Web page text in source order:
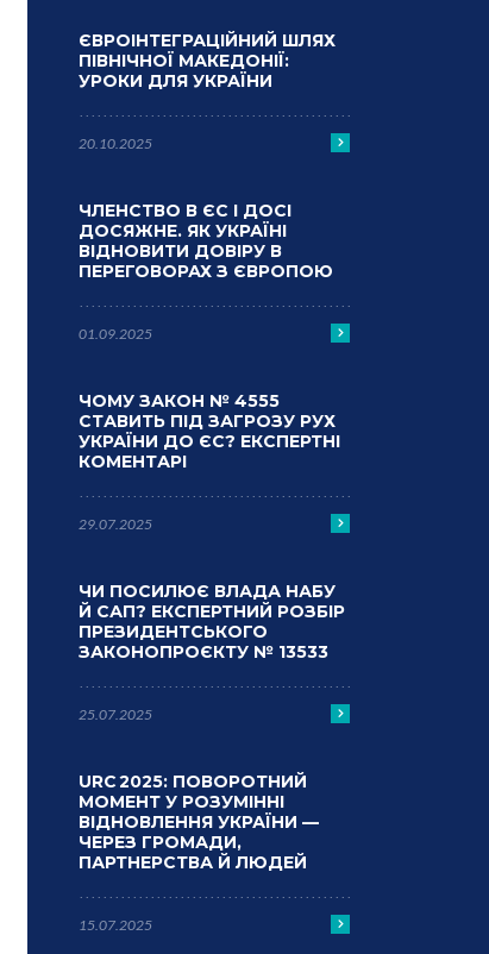
ЄВРОІНТЕГРАЦІЙНИЙ ШЛЯХ
ПІВНІЧНОЇ МАКЕДОНІЇ:
УРОКИ ДЛЯ УКРАЇНИ
20.10.2025
ЧЛЕНСТВО В ЄС І ДОСІ
ДОСЯЖНЕ. ЯК УКРАЇНІ
ВІДНОВИТИ ДОВІРУ В
ПЕРЕГОВОРАХ З ЄВРОПОЮ
01.09.2025
ЧОМУ ЗАКОН № 4555
СТАВИТЬ ПІД ЗАГРОЗУ РУХ
УКРАЇНИ ДО ЄС? ЕКСПЕРТНІ
КОМЕНТАРІ
29.07.2025
ЧИ ПОСИЛЮЄ ВЛАДА НАБУ
Й САП? ЕКСПЕРТНИЙ РОЗБІР
ПРЕЗИДЕНТСЬКОГО
ЗАКОНОПРОЄКТУ № 13533
25.07.2025
URC 2025: ПОВОРОТНИЙ
МОМЕНТ У РОЗУМІННІ
ВІДНОВЛЕННЯ УКРАЇНИ —
ЧЕРЕЗ ГРОМАДИ,
ПАРТНЕРСТВА Й ЛЮДЕЙ
15.07.2025